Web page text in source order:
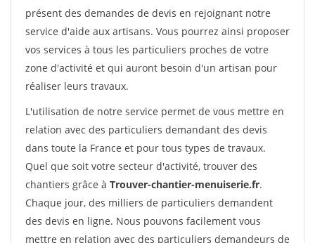
présent des demandes de devis en rejoignant notre
service d'aide aux artisans. Vous pourrez ainsi proposer
vos services à tous les particuliers proches de votre
zone d'activité et qui auront besoin d'un artisan pour
réaliser leurs travaux.
L'utilisation de notre service permet de vous mettre en
relation avec des particuliers demandant des devis
dans toute la France et pour tous types de travaux.
Quel que soit votre secteur d'activité, trouver des
chantiers grâce à Trouver-chantier-menuiserie.fr.
Chaque jour, des milliers de particuliers demandent
des devis en ligne. Nous pouvons facilement vous
mettre en relation avec des particuliers demandeurs de